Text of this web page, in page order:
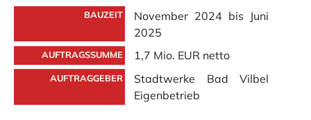
BAUZEIT
November 2024 bis Juni
2025
AUFTRAGSSUMME 1,7 Mio. EUR netto
AUFTRAGGEBER
Stadtwerke Bad Vilbel
Eigenbetrieb